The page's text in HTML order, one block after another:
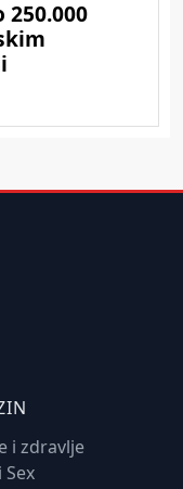
i zdravlje
Sex